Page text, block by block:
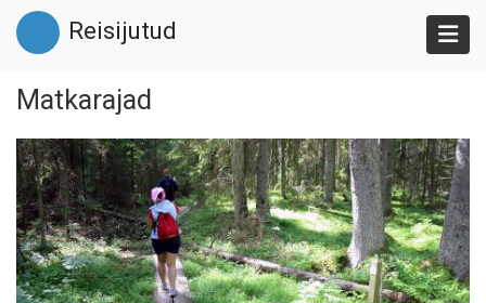
Liigu
edasi
põhisisu
Reisijutud
Matkarajad